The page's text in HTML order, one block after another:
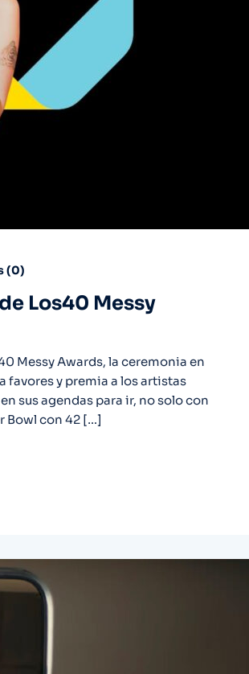
(0)
Los40 Messy
Messy Awards, la ceremonia en
favores y premia a los artistas
sus agendas para ir, no solo con
Bowl con 42 […]